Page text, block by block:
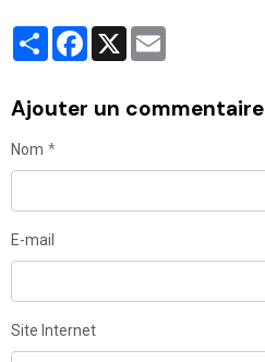
PartagerFacebook
X
Ajouter un commentaire
Nom
E-mail
Site Internet